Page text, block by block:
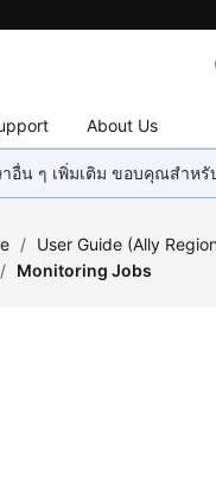
About Us
อื่น ๆ เพิ่มเติม ขอบคุณสำห
/ User Guide (Ally
/ Monitoring Jobs